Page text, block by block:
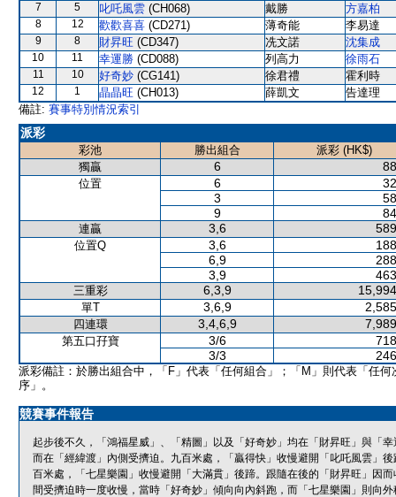
7 5 叱吒風雲 (CH068) 戴勝 方嘉柏
8 12 歡歡喜喜 (CD271) 薄奇能 李易達
9 8 財昇旺 (CD347) 冼文諾 沈集成
10 11 幸運勝 (CD088) 列高力 徐雨石
11 10 好奇妙 (CG141) 徐君禮 霍利時
12 1 晶晶旺 (CH013) 薛凱文
告達理
備註: 賽事特別情況索引
派彩
彩池 勝出組合
派彩 (HK$)
獨贏
6
位置 6
3
9
連贏 3,6
位置Q 3,6
6,9
3,9
三重彩 6,3,9
單T 3,6,9
四連環 3,4,6,9
第五口孖寶 3/6
3/3
派彩備註：於勝出組合中，「F」代表「任何組合」；「M」則代表「任何
序」。
競賽事件報告
起步後不久，「鴻福星威」、「精圖」以及「好奇妙」均在「財昇旺」與「
而在「經緯渡」內側受擠迫。九百米處，「贏得快」收慢避開「叱吒風雲」
百米處，「七星樂園」收慢避開「大滿貫」後蹄。跟隨在後的「財昇旺」因
間受擠迫時一度收慢，當時「好奇妙」傾向向內斜跑，而「七星樂園」則向